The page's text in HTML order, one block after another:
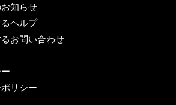
知らせ
ヘルプ
お問い合わせ
リシー